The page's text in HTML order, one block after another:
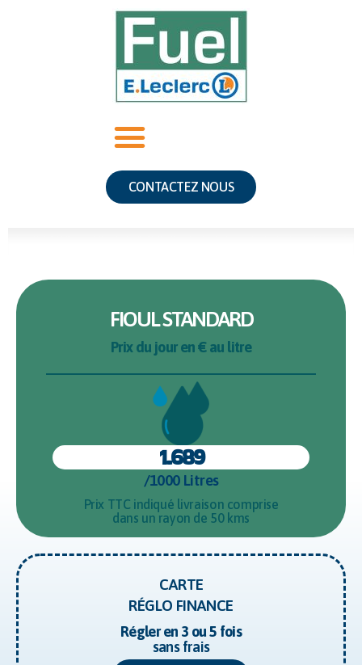
CONTACTEZ NOUS
FIOUL STANDARD
Prix du jour en € au litre
1.689
/1000 Litres
Prix TTC indiqué livraison comprise
dans un rayon de 50 kms
CARTE
RÉGLO FINANCE
Régler en 3 ou 5 fois
sans frais